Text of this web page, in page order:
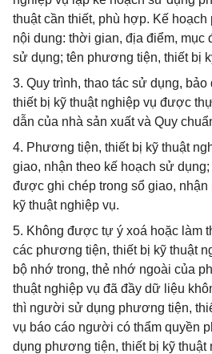
thuật cần thiết, phù hợp. Kế hoạch
nội dung: thời gian, địa điểm,
sử dụng; tên phương tiện, thiết bị
3. Quy trình, thao tác sử dụng,
thiết bị kỹ thuật nghiệp vụ được
dẫn của nhà sản xuất và Quy
4. Phương tiện, thiết bị kỹ thuật
giao, nhận theo kế hoạch sử
được ghi chép trong sổ giao,
kỹ thuật nghiệp vụ.
5. Không được tự ý xoá hoặc làm
các phương tiện, thiết bị kỹ thuật
bộ nhớ trong, thẻ nhớ ngoài của
thuật nghiệp vụ đã đầy dữ liệu
thì người sử dụng phương tiện,
vụ báo cáo người có thẩm quyền
dụng phương tiện, thiết bị kỹ thuật